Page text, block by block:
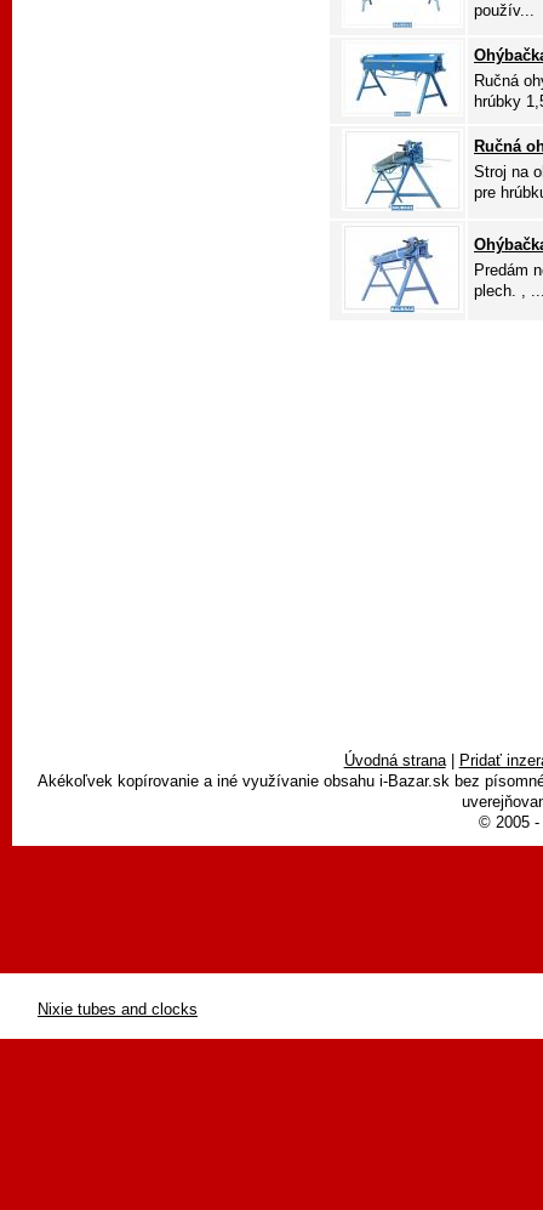
použív...
Ručná
hrúbky
Ručná
Stroj na
pre
Predám
plech. ,
Úvodná strana|
Pridať
Akékoľvek kopírovanie a iné využívanie obsahu i-Bazar.sk bez
© 2005 -
Nixie tubes and clocks